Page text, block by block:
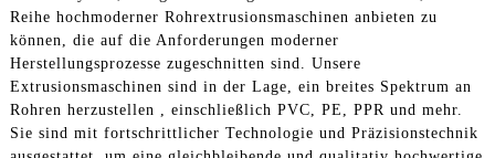
Reihe hochmoderner Rohrextrusionsmaschinen anbieten zu
können, die auf die Anforderungen moderner
Herstellungsprozesse zugeschnitten sind. Unsere
Extrusionsmaschinen sind in der Lage, ein breites Spektrum an
Rohren herzustellen , einschließlich PVC, PE, PPR und mehr.
Sie sind mit fortschrittlicher Technologie und Präzisionstechnik